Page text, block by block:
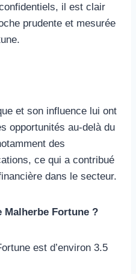
il est clair
prudente et mesurée
et son influence lui ont
opportunités au-delà du
des
ce qui a contribué
dans le secteur.
Malherbe Fortune ?
est d’environ 3.5